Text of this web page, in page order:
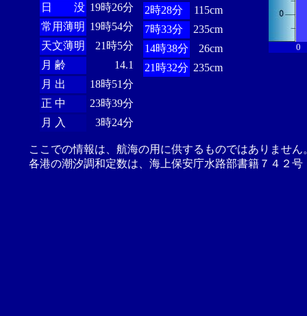
日 没 19時26分
常用薄明 19時54分
天文薄明
21時5分
月 齢
14.1
月 出
18時51分
正 中
23時39分
月 入
3時24分
2時28分
115cm
7時33分
235cm
14時38分
26cm
21時32分 235cm
0
ここでの情報は、航海の用に供するものではありませ
各港の潮汐調和定数は、海上保安庁水路部書籍７４２